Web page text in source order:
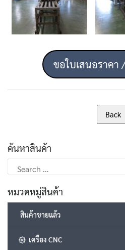
ขอใบเสนอราคา
ค้นหาสินค้า
for:
หมวดหมู่สินค้า
สินค้าขายแล้ว
เครื่อง CNC